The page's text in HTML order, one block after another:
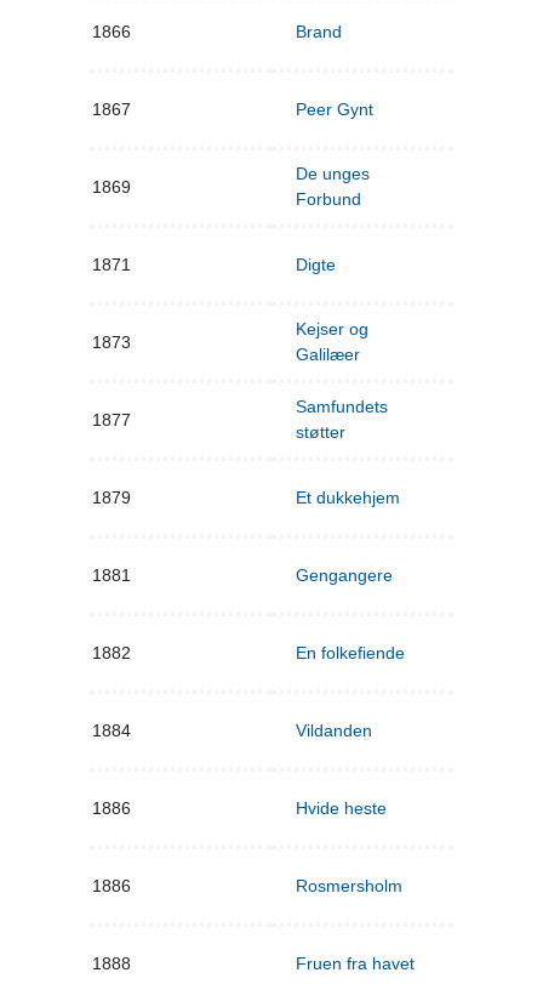
1866 Brand
1867 Peer Gynt
1869
De unges
Forbund
1871 Digte
1873
Kejser og
Galilæer
1877
Samfundets
støtter
1879 Et dukkehjem
1881 Gengangere
1882 En folkefiende
1884 Vildanden
1886 Hvide heste
1886 Rosmersholm
1888 Fruen fra havet